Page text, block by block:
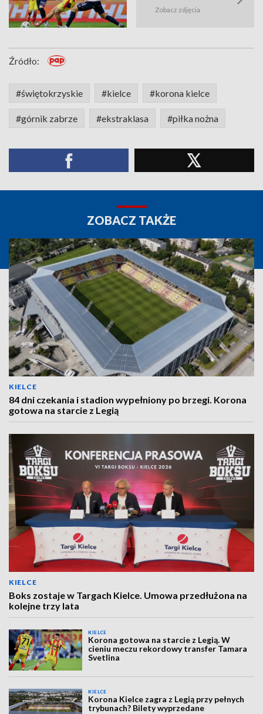
Zobacz zdjęcia
Źródło:
#świętokrzyskie #kielce #korona kielce
#górnik zabrze #ekstraklasa #piłka nożna
ZOBACZ TAKŻE
KIELCE
84 dni czekania i stadion wypełniony po brzegi. Korona
gotowa na starcie z Legią
KIELCE
Boks zostaje w Targach Kielce. Umowa przedłużona na
kolejne trzy lata
KIELCE
Korona gotowa na starcie z Legią. W
cieniu meczu rekordowy transfer Tamara
Svetlina
KIELCE
Korona Kielce zagra z Legią przy pełnych
trybunach? Bilety wyprzedane